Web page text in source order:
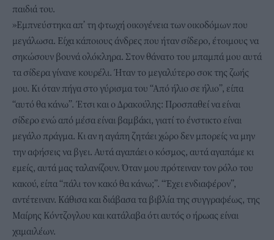
παιδιά του.
»Εμπνεύστηκα απ’ τη φτωχή οικογένεια των οικοδόμων που
μεγάλωσα. Είχα κάποιους άνδρες που ήταν σίδερο, έτοιμους να
σηκώσουν βουνά ολόκληρα. Στον θάνατο του μπαμπά μου αυτά
τα σίδερα γίνανε κουρέλι. Ήταν το μεγαλύτερο σοκ της ζωής
μου. Κι όταν πήγα στο γύρισμα του “Από ήλιο σε ήλιο”, είπα
“αυτό θα κάνω”. Έτσι και ο Δρακούλης: Προσπαθεί να είναι
σίδερο ενώ από μέσα είναι βαμβάκι, γιατί το ένστικτο είναι
μεγάλο πράγμα. Κι αν η αγάπη ζητάει χώρο δεν μπορείς να μην
την αφήσεις να βγει. Αυτά αγαπάει ο κόσμος, αυτά αγαπάμε κι
εμείς, αυτά μας ταλανίζουν. Όταν μου πρότειναν τον ρόλο του
κακού, είπα “πάλι τον κακό θα κάνω;”. “Έχει ενδιαφέρον”,
αντέτειναν. Κάθισα και διάβασα τα βιβλία της συγγραφέως, της
Μαίρης Κόντζογλου και κατάλαβα ότι αυτός ο ήρωας είναι
χαμαιλέων.